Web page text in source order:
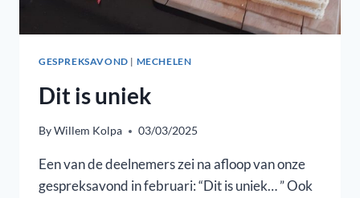
GESPREKSAVOND | MECHELEN
Dit is uniek
ByWillem Kolpa 03/03/2025
Een van de deelnemers zei na afloop van onze
gespreksavond in februari: “Dit is uniek… ” Ook